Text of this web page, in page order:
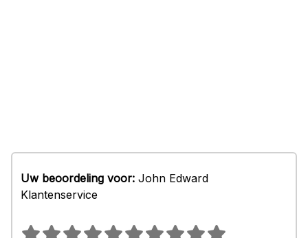
Uw beoordeling voor: John Edward
Klantenservice